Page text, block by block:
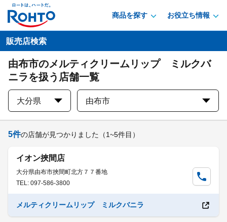
商品を探す お役立ち情報
販売店検索
由布市のメルティクリームリップ ミルクバ
ニラを扱う店舗一覧
大分県 由布市
5件の店舗が見つかりました （1~5件目）
イオン挾間店
大分県由布市挾間町北方７７番地
TEL: 097-586-3800
メルティクリームリップ ミルクバニラ